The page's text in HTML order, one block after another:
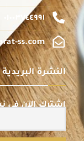
٠١٠٠٣٧٤٤٩٩١
ss.com
النشرة البريدية
اشترك الآن في